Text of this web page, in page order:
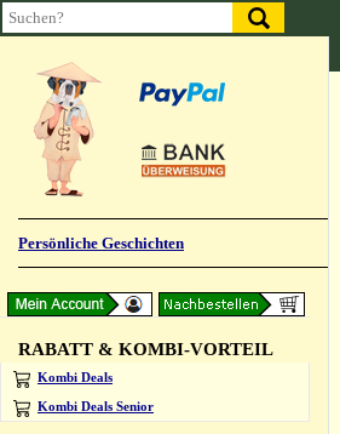
Persönliche Geschichten
RABATT & KOMBI-VORTEIL
Kombi Deals
Kombi Deals Senior